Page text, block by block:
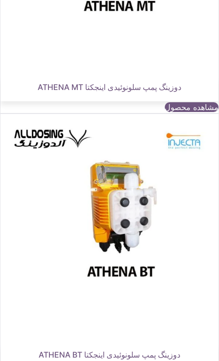
دوزینگ پمپ سلونوئیدی اینجکتا ATHENA MT
مشاهده محصول
دوزینگ پمپ سلونوئیدی اینجکتا ATHENA BT